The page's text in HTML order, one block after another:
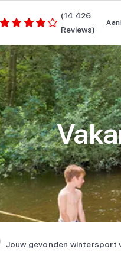
(14.426
Reviews)
Jouw gevonden wintersport